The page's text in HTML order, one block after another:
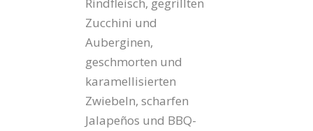
Rindfleisch, gegrillten
Zucchini und
Auberginen,
geschmorten und
karamellisierten
Zwiebeln, scharfen
Jalapeños und BBQ-